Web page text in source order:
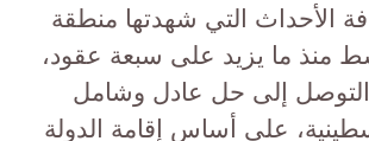
الأحداث التي شهدتها منطقة
منذ ما يزيد على سبعة عقود،
التوصل إلى حل عادل وشامل
على أساس إقامة الدولة